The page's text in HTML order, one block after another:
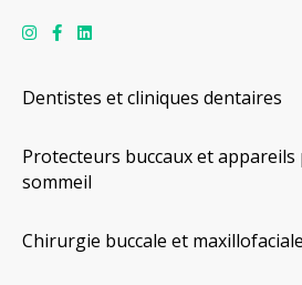
Dentistes et cliniques dentaires
Protecteurs buccaux et
sommeil
Chirurgie buccale et maxillofaciale